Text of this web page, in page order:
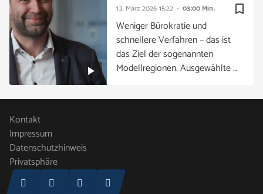
bookmark_border
12. März 2026 15:22 03:00 Min.
Weniger Bürokratie und
schnellere Verfahren – das ist
das Ziel der sogenannten
Modellregionen. Ausgewählte …
Kontakt
Impressum
Datenschutzhinweis
Privatsphäre